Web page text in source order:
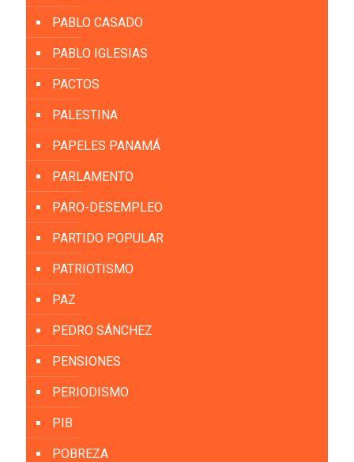
PABLO CASADO
PABLO IGLESIAS
PACTOS
PALESTINA
PAPELES PANAMÁ
PARLAMENTO
PARO-DESEMPLEO
PARTIDO POPULAR
PATRIOTISMO
PAZ
PEDRO SÁNCHEZ
PENSIONES
PERIODISMO
PIB
POBREZA